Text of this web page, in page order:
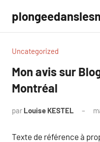
contenu
Uncategorized
Mon avis sur
Montréal
par Louise KESTEL
Texte de référence à